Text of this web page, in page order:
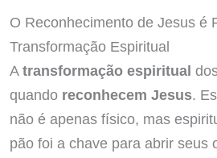
O Reconhecimento de Jesus é
Transformação Espiritual
Atransformação espiritual
quando reconhecem Jesus.
não é apenas físico, mas
pão foi a chave para abrir seus